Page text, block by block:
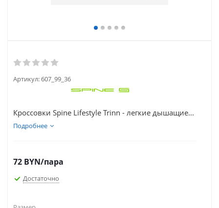
Артикул:607_99_36
Кроссовки Spine Lifestyle Trinn - легкие дышащие...
Подробнее
72 BYN/пара
Достаточно